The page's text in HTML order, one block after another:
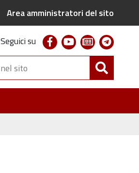
Area amministratori del sito
Seguici su facebookyoutubenewsletter
Cerca
nel
sito